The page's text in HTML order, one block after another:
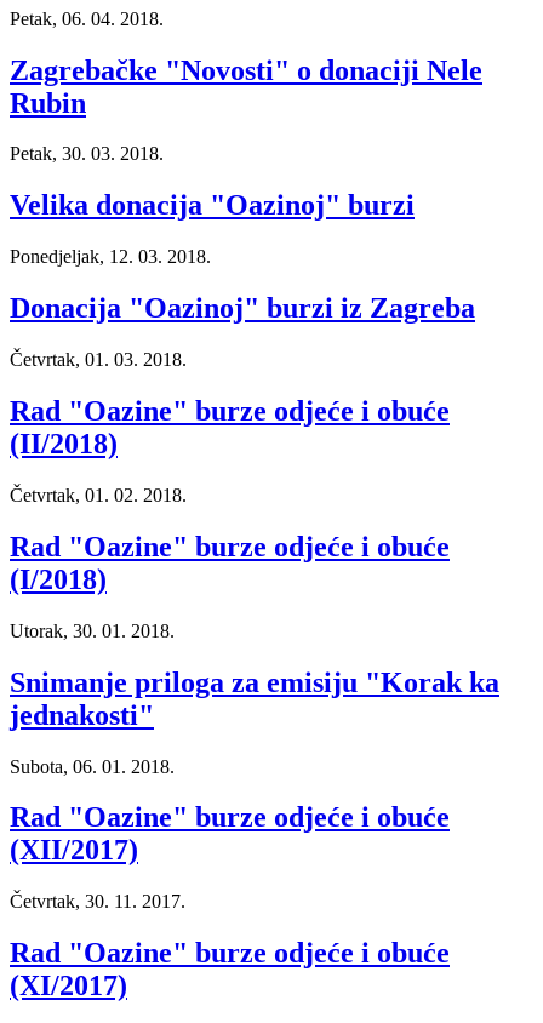
Petak, 06. 04. 2018.
Zagrebačke "Novosti" o donaciji Nele
Rubin
Petak, 30. 03. 2018.
Velika donacija "Oazinoj" burzi
Ponedjeljak, 12. 03. 2018.
Donacija "Oazinoj" burzi iz Zagreba
Četvrtak, 01. 03. 2018.
Rad "Oazine" burze odjeće i obuće
(II/2018)
Četvrtak, 01. 02. 2018.
Rad "Oazine" burze odjeće i obuće
(I/2018)
Utorak, 30. 01. 2018.
Snimanje priloga za emisiju "Korak ka
jednakosti"
Subota, 06. 01. 2018.
Rad "Oazine" burze odjeće i obuće
(XII/2017)
Četvrtak, 30. 11. 2017.
Rad "Oazine" burze odjeće i obuće
(XI/2017)